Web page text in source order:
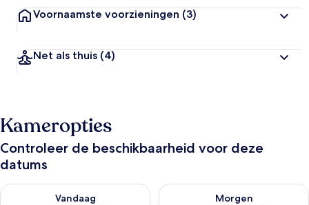
Voornaamste voorzieningen (3)
Net als thuis (4)
Kameropties
Controleer de beschikbaarheid voor deze
datums
Vandaag
De beschikbaarheid controleren voor vanavond aug 6 - aug 7
Morgen
De beschikbaarheid